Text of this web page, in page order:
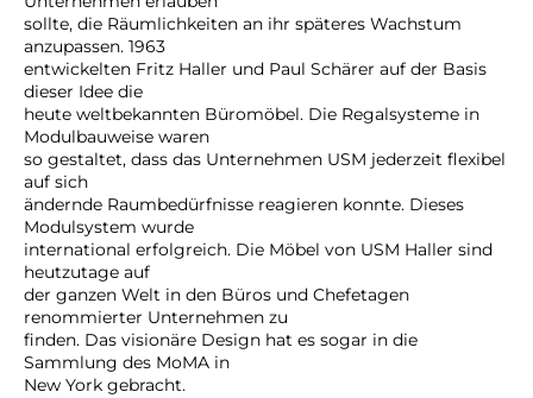
sollte, die Räumlichkeiten an ihr späteres Wachstum
anzupassen. 1963
entwickelten Fritz Haller und Paul Schärer auf der Basis
dieser Idee die
heute weltbekannten Büromöbel. Die Regalsysteme in
Modulbauweise waren
so gestaltet, dass das Unternehmen USM jederzeit flexibel
auf sich
ändernde Raumbedürfnisse reagieren konnte. Dieses
Modulsystem wurde
international erfolgreich. Die Möbel von USM Haller sind
heutzutage auf
der ganzen Welt in den Büros und Chefetagen
renommierter Unternehmen zu
finden. Das visionäre Design hat es sogar in die
Sammlung des MoMA in
New York gebracht.